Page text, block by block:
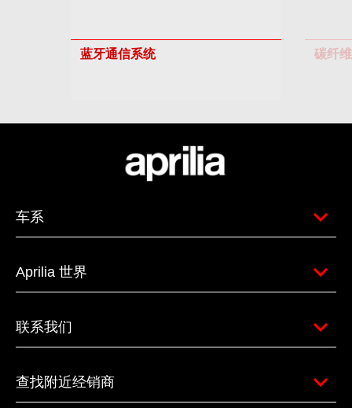
蓝牙通信系统 碳纤
车系
Aprilia 世界
联系我们
查找附近经销商